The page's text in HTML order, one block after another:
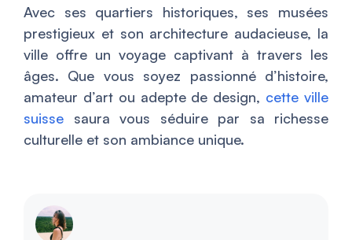
Avec ses quartiers historiques, ses musées
prestigieux et son architecture audacieuse, la
ville offre un voyage captivant à travers les
âges. Que vous soyez passionné d’histoire,
amateur d’art ou adepte de design, cette ville
suisse saura vous séduire par sa richesse
culturelle et son ambiance unique.